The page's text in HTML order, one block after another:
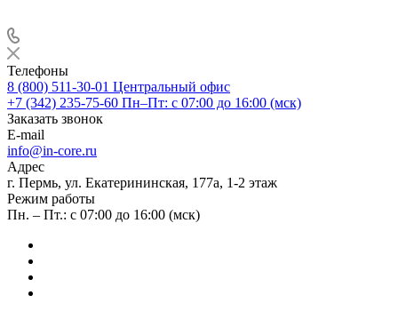
Телефоны
8 (800) 511-30-01 Центральный офис
+7 (342) 235-75-60 Пн–Пт: с 07:00 до 16:00 (мск)
Заказать звонок
E-mail
info@in-core.ru
Адрес
г. Пермь, ул. ​Екатерининская, 177а, ​1-2 этаж
Режим работы
Пн. – Пт.: с 07:00 до 16:00 (мск)